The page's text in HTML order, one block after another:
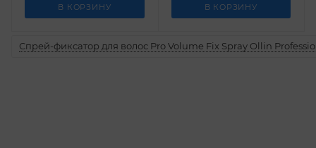
В КОРЗИНУ В КОРЗИНУ
Спрей-фиксатор для волос Pro Volume Fix Spray Ollin